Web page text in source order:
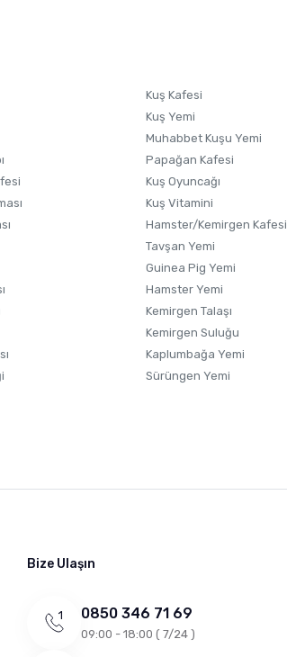
Al ve Yorumla
Kuş Kafesi
Kuş Yemi
Muhabbet Kuşu Yemi
Papağan Kafesi
Kuş Oyuncağı
Kuş Vitamini
Hamster/Kemirgen Kafesi
Tavşan Yemi
Guinea Pig Yemi
Hamster Yemi
Kemirgen Talaşı
Kemirgen Suluğu
Kaplumbağa Yemi
Sürüngen Yemi
Bize Ulaşın
0850 346 71 69
09:00 - 18:00 ( 7/24 )